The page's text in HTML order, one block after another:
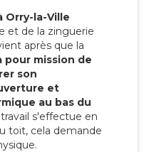
Orry-la-Ville
et de la zinguerie
après que la
pour mission de
son
et
au bas du
s'effectue en
toit, cela demande